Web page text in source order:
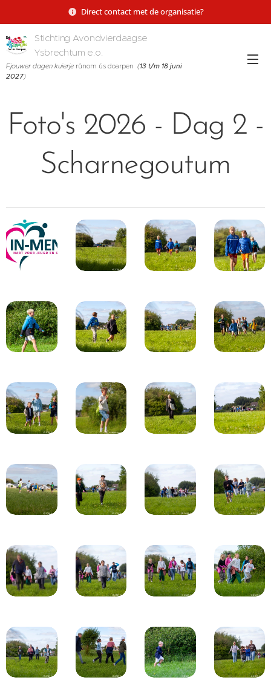
Direct contact met de organisatie?
Stichting Avondvierdaagse
Ysbrechtum e.o.
Fjouwer dagen kuierje rûnom ús doarpen (13 t/m 18 juni
2027)
Foto's 2026 - Dag 2 -
Scharnegoutum